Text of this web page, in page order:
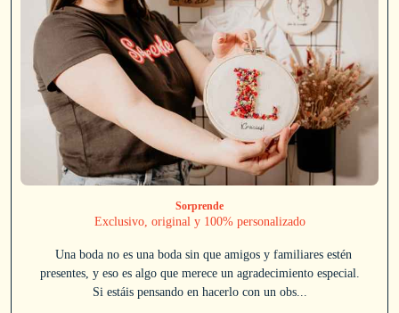
Sorprende
Exclusivo, original y 100% personalizado
Una boda no es una boda sin que amigos y familiares estén
presentes, y eso es algo que merece un agradecimiento especial.
Si estáis pensando en hacerlo con un obs...